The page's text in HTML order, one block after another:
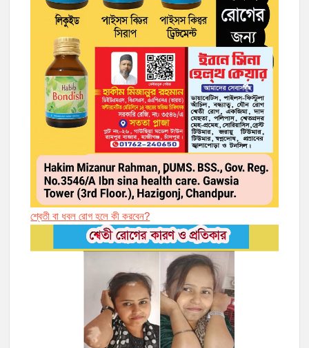
শ্বেতী বা ধবল রোগ হলে কী করবেন?